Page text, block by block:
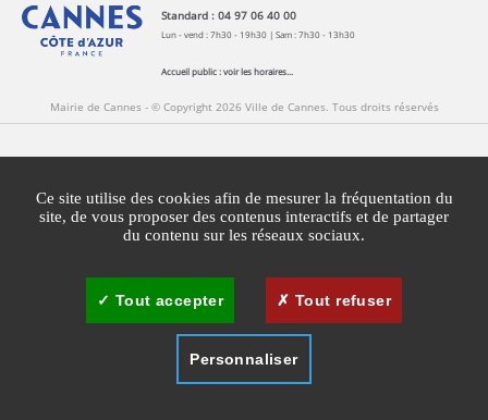
Standard : 04 97 06 40 00
Lun - vend : 7h30 - 19h30 | Sam : 7h30 - 13h30
Accueil public :voir les horaires...
Mairie de Cannes - © Copyright 2026 Ville de Cannes. Tous droits réservés
Mentions légales Agglomération Cannes Lérins
Plan du site Gestion des cookies
Ce site utilise des cookies afin de mesurer la fréquentation du
site, de vous proposer des contenus interactifs et de partager
du contenu sur les réseaux sociaux.
Tout accepter Tout refuser
Personnaliser